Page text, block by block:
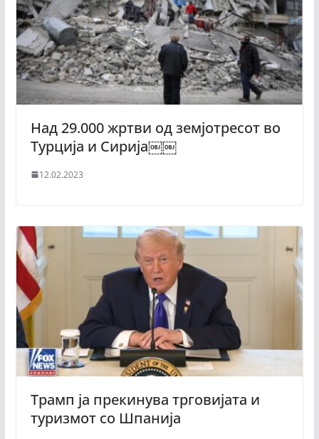
Над 29.000 жртви од земјотресот во
Турција и Сирија￼￼
12.02.2023
Трамп ја прекинува трговијата и
туризмот со Шпанија